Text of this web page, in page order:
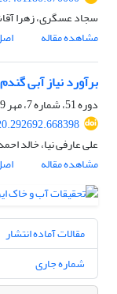
سجاد عسگری، زهرا
مشاهده مقاله
برآورد نیاز آبی
دوره 51، شماره 7، مهر 1399، صفحه
علی عارفی نیا، خالد
مشاهده مقاله
مقالات آماده انتشار
شماره جاری